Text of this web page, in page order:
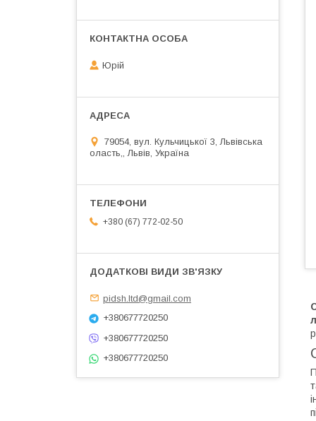
Юрій
79054, вул. Кульчицької 3, Львівська
оласть,, Львів, Україна
+380 (67) 772-02-50
pidsh.ltd@gmail.com
+380677720250
+380677720250
+380677720250